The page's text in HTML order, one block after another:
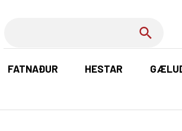
FATNAÐUR HESTAR